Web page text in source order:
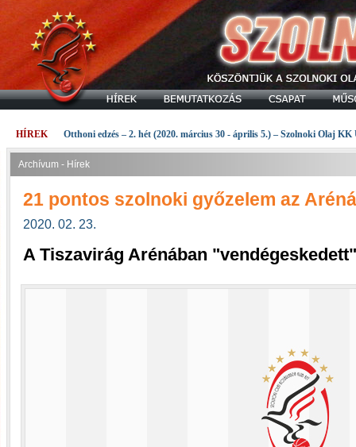
HÍREK Otthoni edzés – 2. hét (2020. március 30 - április 5.) – Szolnoki Olaj KK
Archívum - Hírek
21 pontos szolnoki győzelem az
2020. 02. 23.
A Tiszavirág Arénában